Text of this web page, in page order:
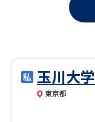
専門学校の資料請求
玉川大学
東京都